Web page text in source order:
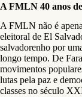
A FMLN 40 anos
A FMLN não é
eleitoral de El
salvadorenho por
longo tempo. De
movimentos
lutas pela paz e
classes no século